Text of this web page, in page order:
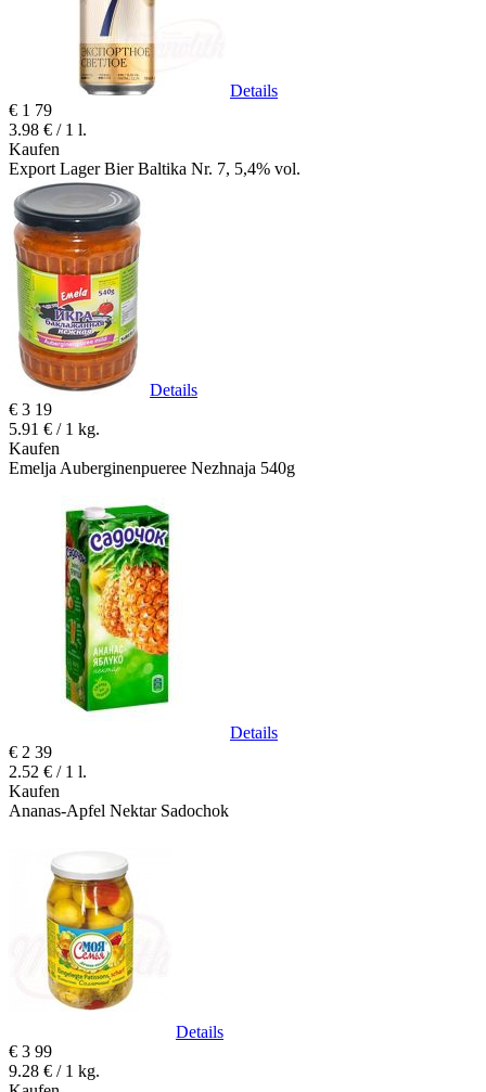
Details
€ 1 79
3.98 € / 1 l.
Kaufen
Export Lager Bier Baltika Nr. 7, 5,4% vol.
Details
€ 3 19
5.91 € / 1 kg.
Kaufen
Emelja Auberginenpueree Nezhnaja 540g
Details
€ 2 39
2.52 € / 1 l.
Kaufen
Ananas-Apfel Nektar Sadochok
Details
€ 3 99
9.28 € / 1 kg.